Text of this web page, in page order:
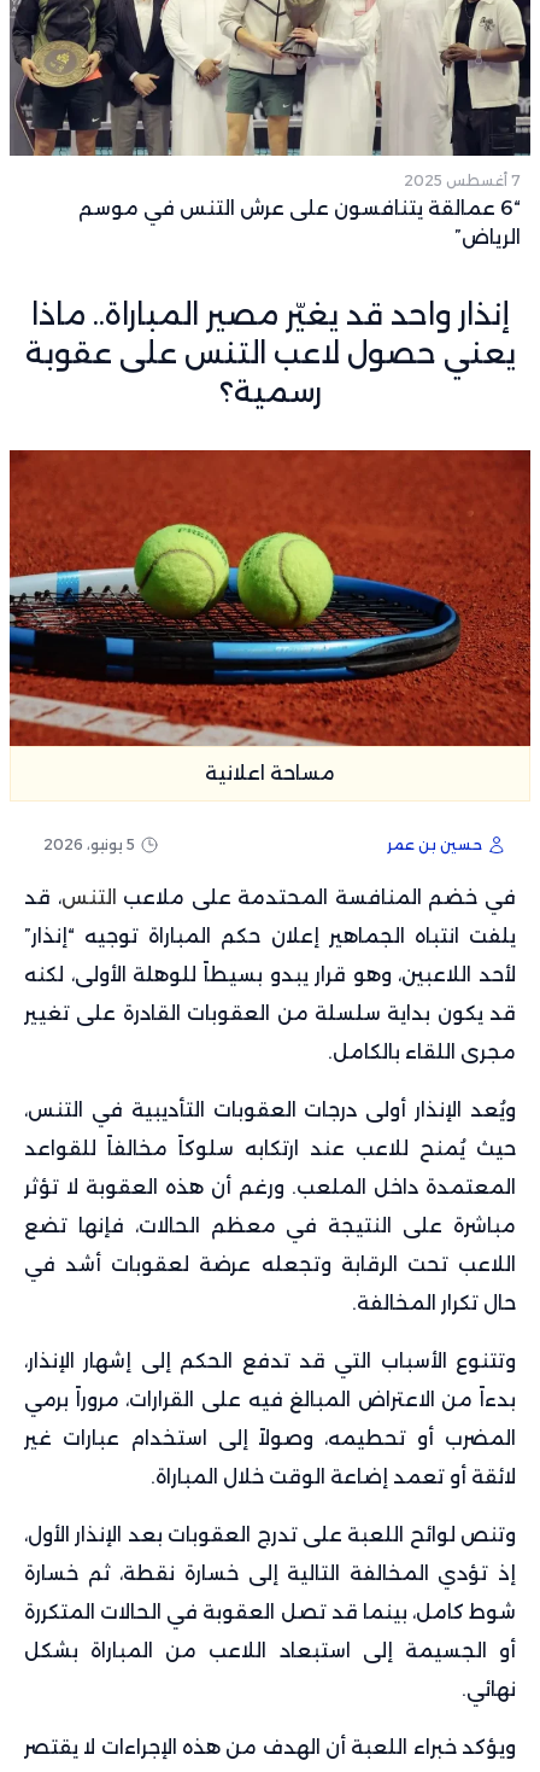
7 أغسطس 2025
“6 عمالقة يتنافسون على عرش التنس في موسم
الرياض”
إنذار واحد قد يغيّر مصير المباراة.. ماذا
يعني حصول لاعب التنس على عقوبة
رسمية؟
مساحة اعلانية
حسين بن عمر 5 يونيو، 2026
في خضم المنافسة المحتدمة على ملاعب التنس، قد
يلفت انتباه الجماهير إعلان حكم المباراة توجيه “إنذار”
لأحد اللاعبين، وهو قرار يبدو بسيطاً للوهلة الأولى، لكنه
قد يكون بداية سلسلة من العقوبات القادرة على تغيير
مجرى اللقاء بالكامل.
ويُعد الإنذار أولى درجات العقوبات التأديبية في التنس،
حيث يُمنح للاعب عند ارتكابه سلوكاً مخالفاً للقواعد
المعتمدة داخل الملعب. ورغم أن هذه العقوبة لا تؤثر
مباشرة على النتيجة في معظم الحالات، فإنها تضع
اللاعب تحت الرقابة وتجعله عرضة لعقوبات أشد في
حال تكرار المخالفة.
وتتنوع الأسباب التي قد تدفع الحكم إلى إشهار الإنذار،
بدءاً من الاعتراض المبالغ فيه على القرارات، مروراً برمي
المضرب أو تحطيمه، وصولاً إلى استخدام عبارات غير
لائقة أو تعمد إضاعة الوقت خلال المباراة.
وتنص لوائح اللعبة على تدرج العقوبات بعد الإنذار الأول،
إذ تؤدي المخالفة التالية إلى خسارة نقطة، ثم خسارة
شوط كامل، بينما قد تصل العقوبة في الحالات المتكررة
أو الجسيمة إلى استبعاد اللاعب من المباراة بشكل
نهائي.
ويؤكد خبراء اللعبة أن الهدف من هذه الإجراءات لا يقتصر